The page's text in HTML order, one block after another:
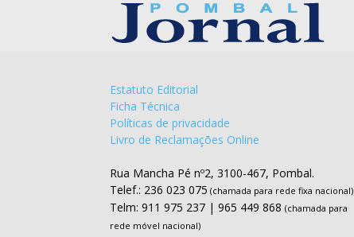
Estatuto Editorial
Ficha Técnica
Políticas de privacidade
Livro de Reclamações Online
Rua Mancha Pé nº2, 3100-467, Pombal.
Telef.: 236 023 075 (chamada para rede fixa nacional)
Telm: 911 975 237 | 965 449 868 (chamada para
rede móvel nacional)